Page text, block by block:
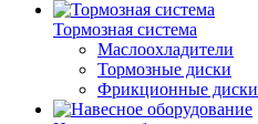
Тормозная система
Маслоохладители
Тормозные диски
Фрикционные диски